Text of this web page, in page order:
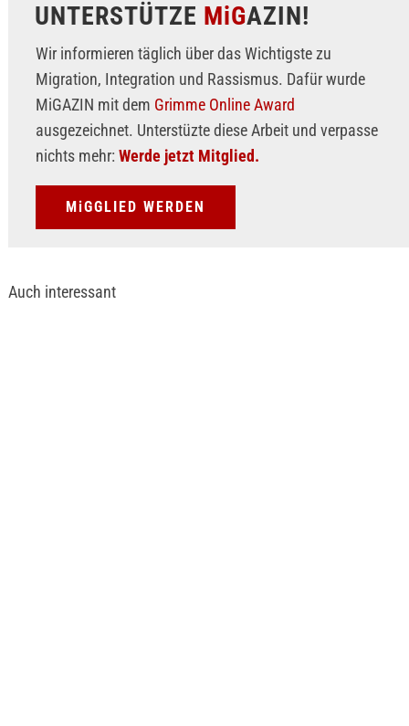
UNTERSTÜTZE MiGAZIN!
Wir informieren täglich über das Wichtigste zu
Migration, Integration und Rassismus. Dafür wurde
MiGAZIN mit dem Grimme Online Award
ausgezeichnet. Unterstüzte diese Arbeit und verpasse
nichts mehr: Werde jetzt Mitglied.
MiGGLIED WERDEN
Auch interessant